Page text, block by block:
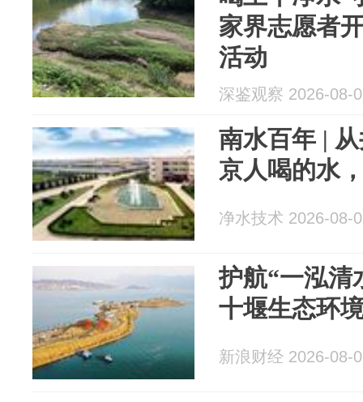
家界志愿者
活动
深鉴观察 2026-08-
南水百年 |
京人喝的水
净水技术 2026-08-
护航“一泓
十堰生态环
新浪财经 2026-08-